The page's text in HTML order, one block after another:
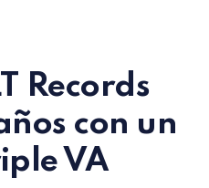
Records
con un
VA